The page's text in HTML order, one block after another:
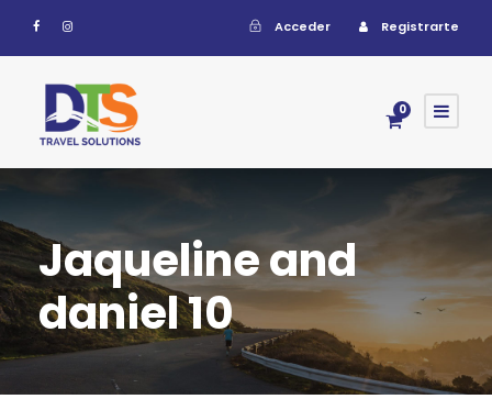
Acceder Registrarte
0
Jaqueline and
daniel 10